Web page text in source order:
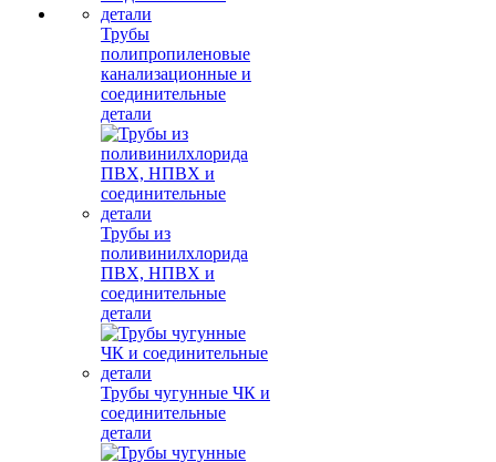
Трубы
полипропиленовые
канализационные и
соединительные
детали
Трубы из
поливинилхлорида
ПВХ, НПВХ и
соединительные
детали
Трубы чугунные ЧК и
соединительные
детали